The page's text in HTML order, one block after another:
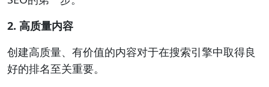
2. 高质量内容
创建高质量、有价值的内容对于在搜索引擎中取得良
好的排名至关重要。